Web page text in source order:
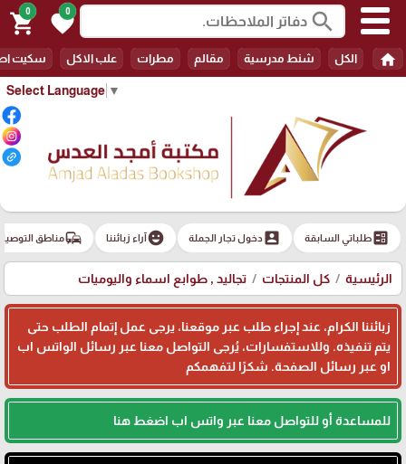
Select Language ▼
search
0
favorite
0
shopping_cart
home الكل شنط مدرسية مقالم مطرات علب الاكل سكيت
ballotطلباتي السابقة account_boxدخول تجار الجملة emoji_emotionsآراء زبائننا commuteمناطق
الرئيسية كل المنتجات تجاليد , طوابع اسماء واليوميات
زبائننا الكرام، عند إجراء طلب عبر موقعنا، يرجى عمل إتمام الطلب حتى
يتم تنفيذه. وللاستفسارات، يُرجى التواصل معنا عبر رسائل الواتس اب
او عبر رسائل الصفحة. شكرًا لتفهمكم
للمساعدة أو للتواصل معنا عبر واتس اب اضغط هنا